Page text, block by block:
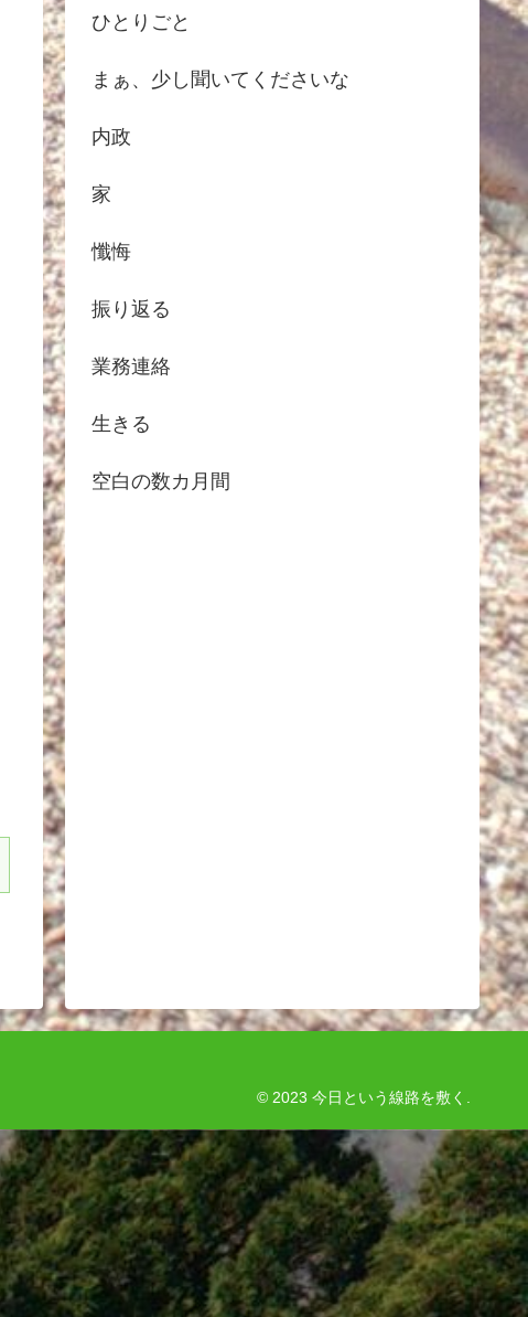
ひとりごと
まぁ、少し聞いてくださいな
内政
家
懺悔
振り返る
業務連絡
生きる
空白の数カ月間
© 2023 今日という線路を敷く.